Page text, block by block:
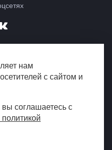
нам
с сайтом и
соглашаетесь с